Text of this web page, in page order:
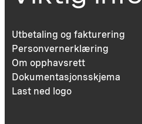
Utbetaling og fakturering
Personvernerklæring
Om opphavsrett
Dokumentasjonsskjema
Last ned logo